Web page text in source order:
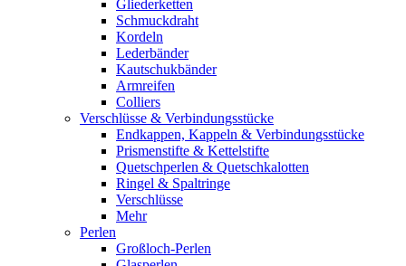
Gliederketten
Schmuckdraht
Kordeln
Lederbänder
Kautschukbänder
Armreifen
Colliers
Verschlüsse & Verbindungsstücke
Endkappen, Kappeln & Verbindungsstücke
Prismenstifte & Kettelstifte
Quetschperlen & Quetschkalotten
Ringel & Spaltringe
Verschlüsse
Mehr
Perlen
Großloch-Perlen